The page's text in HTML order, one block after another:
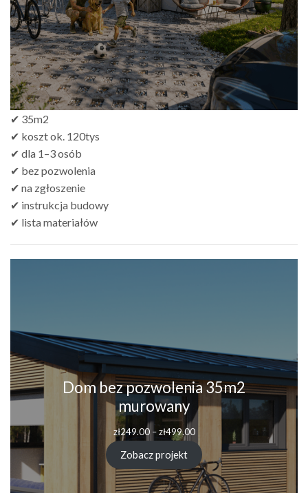
✔ 35m2
✔ koszt ok. 120tys
✔ dla 1–3 osób
✔ bez pozwolenia
✔ na zgłoszenie
✔ instrukcja budowy
✔ lista materiałów
Dom bez pozwolenia 35m2
murowany
zł249.00 – zł499.00Zakres
od
zł249.00
do
zł499.00
Zobacz projekt